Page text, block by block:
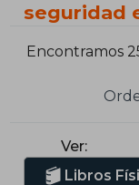
seguridad
Encontramos
Ver:
Libros